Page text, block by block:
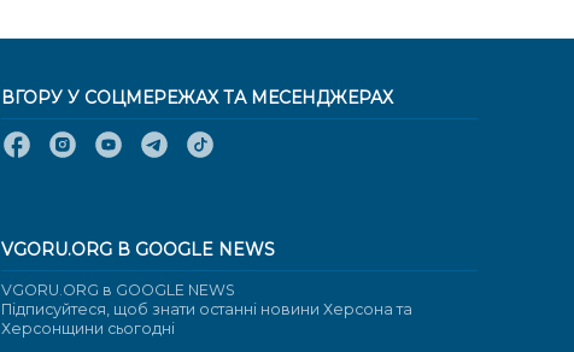
ВГОРУ У СОЦМЕРЕЖАХ ТА МЕСЕНДЖЕРАХ
VGORU.ORG В GOOGLE NEWS
VGORU.ORG в GOOGLE NEWS
Підписуйтеся, щоб знати останні новини Херсона та
Херсонщини сьогодні